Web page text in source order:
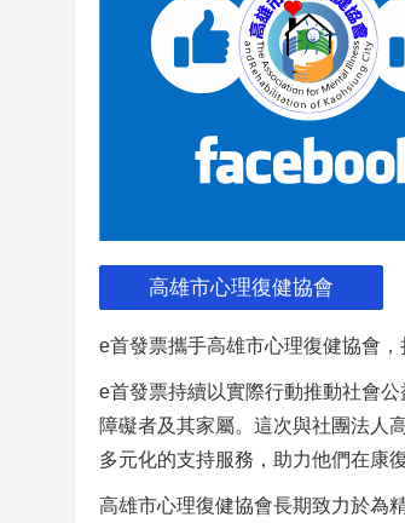
高雄市心理復健協會
e首發票攜手高雄市心理復健協會
e首發票持續以實際行動推動社會
障礙者及其家屬。這次與社團法人
多元化的支持服務，助力他們在康
高雄市心理復健協會長期致力於為